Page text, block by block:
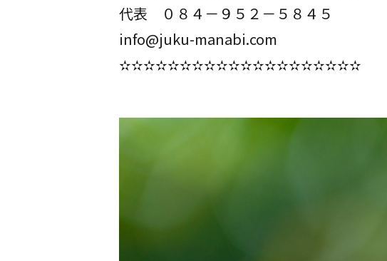
代表 ０８４－９５２－５８４５
info@juku-manabi.com
✫✫✫✫✫✫✫✫✫✫✫✫✫✫✫✫✫✫✫✫